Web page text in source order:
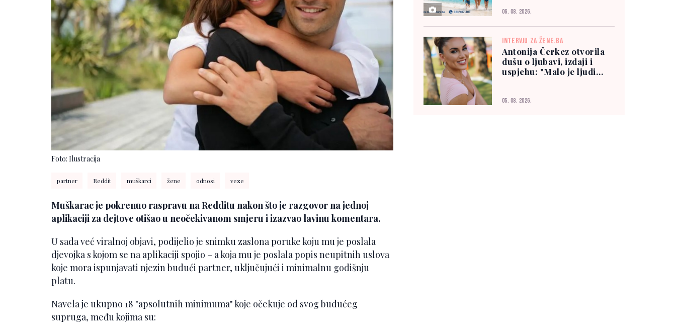
Foto: Ilustracija
partner Reddit muškarci žene odnosi veze
Muškarac je pokrenuo raspravu na Redditu nakon što je razgovor na jednoj
aplikaciji za dejtove otišao u neočekivanom smjeru i izazvao lavinu komentara.
U sada već viralnoj objavi, podijelio je snimku zaslona poruke koju mu je poslala
djevojka s kojom se na aplikaciji spojio – a koja mu je poslala popis neupitnih uslova
koje mora ispunjavati njezin budući partner, uključujući i minimalnu godišnju
platu.
Navela je ukupno 18 "apsolutnih minimuma" koje očekuje od svog budućeg
supruga, među kojima su:
06. 08. 2026.
INTERVJU ZA ŽENE.BA
Antonija Čerkez otvorila
dušu o ljubavi, izdaji i
uspjehu: "Malo je ljudi
05. 08. 2026.